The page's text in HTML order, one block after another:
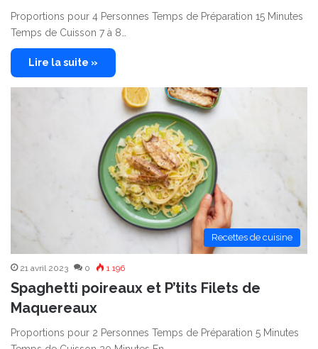
Proportions pour 4 Personnes Temps de Préparation 15 Minutes
Temps de Cuisson 7 à 8…
Lire la suite »
Recettes de cuisine
21 avril 2023 0 1 196
Spaghetti poireaux et P’tits Filets de
Maquereaux
Proportions pour 2 Personnes Temps de Préparation 5 Minutes